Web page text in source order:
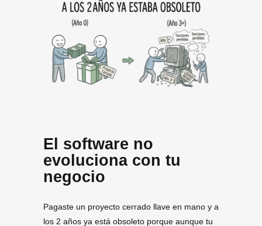
El software no
evoluciona con tu
negocio
Pagaste un proyecto cerrado llave en mano y a
los 2 años ya está obsoleto porque aunque tu